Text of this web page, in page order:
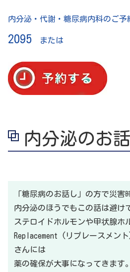
内分泌・代謝・糖尿病内科のご
2095
または
内分泌のお
「糖尿病のお話し」 の方で災害
内分泌のほうでもこの話は避け
ステロイドホルモンや甲状腺ホ
Replacement (リプレースメン
さんには
薬の確保が大事になってきます。